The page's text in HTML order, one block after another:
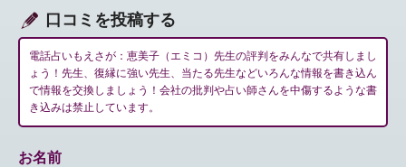
口コミを投稿する
電話占いもえさが：恵美子（エミコ）先生の評判をみんなで共有しまし
ょう！先生、復縁に強い先生、当たる先生などいろんな情報を書き込ん
で情報を交換しましょう！会社の批判や占い師さんを中傷するような書
き込みは禁止しています。
お名前